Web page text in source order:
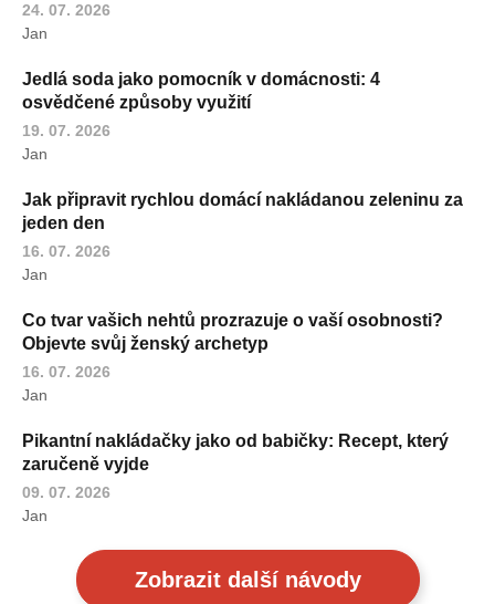
24. 07. 2026
Jan
Jedlá soda jako pomocník v domácnosti: 4
osvědčené způsoby využití
19. 07. 2026
Jan
Jak připravit rychlou domácí nakládanou zeleninu za
jeden den
16. 07. 2026
Jan
Co tvar vašich nehtů prozrazuje o vaší osobnosti?
Objevte svůj ženský archetyp
16. 07. 2026
Jan
Pikantní nakládačky jako od babičky: Recept, který
zaručeně vyjde
09. 07. 2026
Jan
Zobrazit další návody